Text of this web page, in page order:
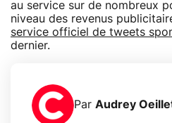
au service sur de nombreux
niveau des revenus
service officiel de tweets
dernier.
Par Audrey